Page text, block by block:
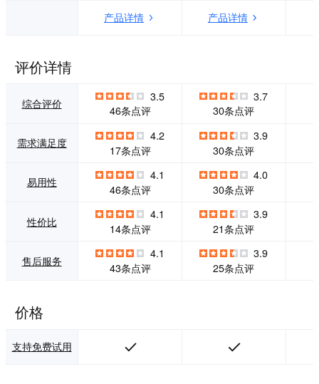
础服务和付费增值
源服务机构。 “前
训，帮助企业员工
迅速提高职业水
和综合素质，轻松
面对工作挑战。“前
威的人才测评工具
及服务，帮助企业
在招聘选拔、人才
评估及发展、素质
模型建立方面提供
完整的解决方案。
“前程无忧”的人事
外包服务提供人事
好地管理人力资
源，节约成本，让
产品详情 产品详情
评价详情
综合评价
3.5
46条点评
3.7
30条点评
需求满足度
4.2
17条点评
3.9
30条点评
易用性
4.1
46条点评
4.0
30条点评
性价比
4.1
14条点评
3.9
21条点评
售后服务
4.1
43条点评
3.9
25条点评
价格
支持免费试用